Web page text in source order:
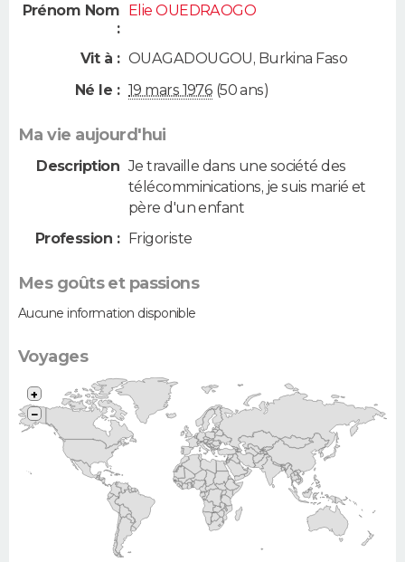
Prénom Nom
:
Elie OUEDRAOGO
Vit à : OUAGADOUGOU, Burkina Faso
Né le : 19 mars 1976 (50 ans)
Ma vie aujourd'hui
Description Je travaille dans une société des
télécomminications, je suis marié et
père d'un enfant
Profession : Frigoriste
Mes goûts et passions
Aucune information disponible
Voyages
+
−